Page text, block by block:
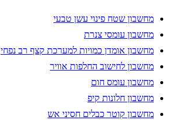
מחשבון שטח פינוי עשן טבעי
מחשבון עומסי צנרת
מחשבון אומדן כמויות למערכת קצף רב נפחי
מחשבון לחישוב החלפות אוויר
מחשבון עומס חום
מחשבון חלונות קיפ
מחשבון קוטר כבלים חסיני אש